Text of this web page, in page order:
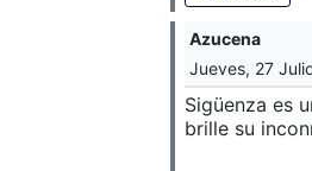
Azucena
Jueves, 27
Sigüenza es
brille su